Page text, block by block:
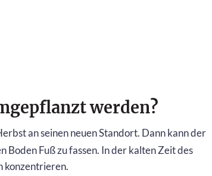
werden?
an seinen neuen Standort. Dann kann der
Boden Fuß zu fassen. In der kalten Zeit des
konzentrieren.